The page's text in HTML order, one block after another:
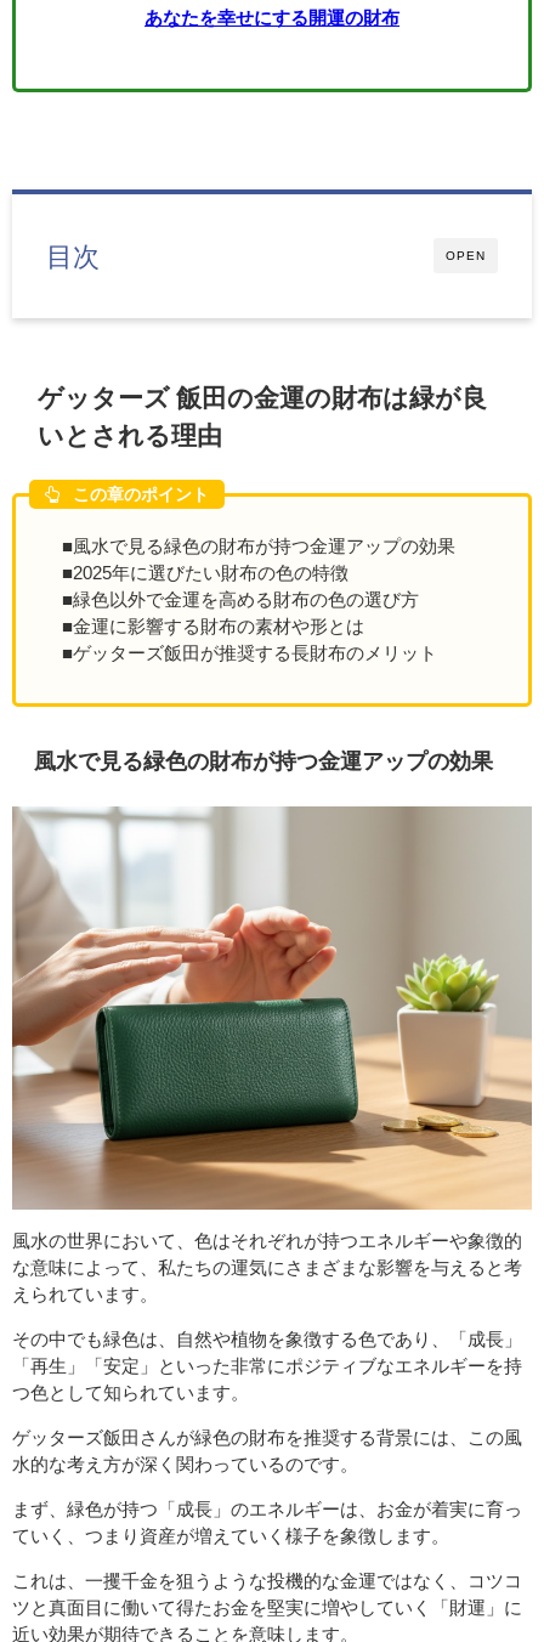
あなたを幸せにする開運の財布
OPEN
目次
ゲッターズ 飯田の金運の財布は緑が良
いとされる理由
この章のポイント
■風水で見る緑色の財布が持つ金運アップの効果
■2025年に選びたい財布の色の特徴
■緑色以外で金運を高める財布の色の選び方
■金運に影響する財布の素材や形とは
■ゲッターズ飯田が推奨する長財布のメリット
風水で見る緑色の財布が持つ金運アップの効果
風水の世界において、色はそれぞれが持つエネルギーや象徴的
な意味によって、私たちの運気にさまざまな影響を与えると考
えられています。
その中でも緑色は、自然や植物を象徴する色であり、「成長」
「再生」「安定」といった非常にポジティブなエネルギーを持
つ色として知られています。
ゲッターズ飯田さんが緑色の財布を推奨する背景には、この風
水的な考え方が深く関わっているのです。
まず、緑色が持つ「成長」のエネルギーは、お金が着実に育っ
ていく、つまり資産が増えていく様子を象徴します。
これは、一攫千金を狙うような投機的な金運ではなく、コツコ
ツと真面目に働いて得たお金を堅実に増やしていく「財運」に
近い効果が期待できることを意味します。